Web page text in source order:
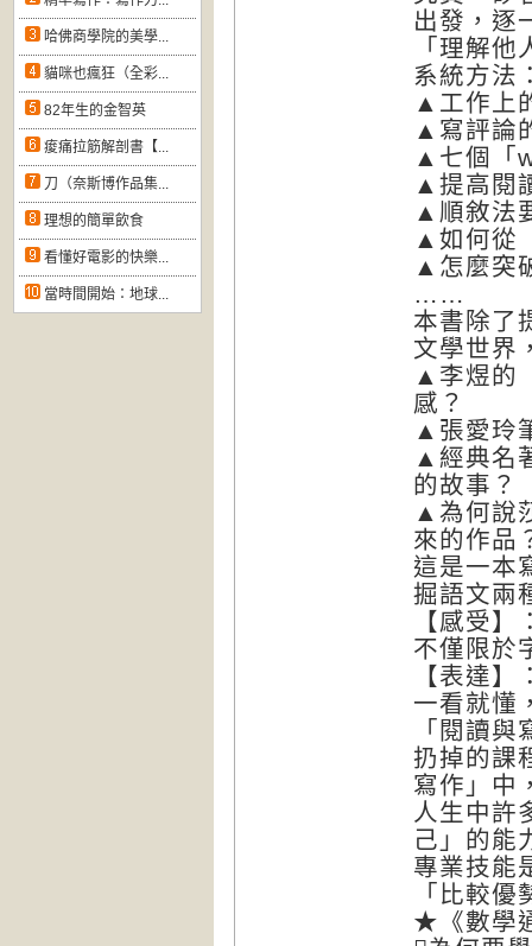
哈佛商學院的美學...
貓咪也瘋狂（全彩...
82年生的金智英
痠痛拉筋解剖書【...
刀（奈斯博作品集...
理想的簡單飲食
看懂好電影的快樂...
當時間開始：地球...
出發，逐
「理解
系統方法
▲工作上
▲寫評論
▲七個「
▲提高閱
▲順敘法
▲如何從
▲怎麼突
……
本書除了
文學世界
▲李煜的
感？
▲張愛玲
▲經典名
的故事？
▲為何說
來的作品
這是一本
掘語文兩
【感受
不僅限於
【表達
一看就懂
「閱讀
扔掉的課
寫作」中
人生中許
己」的能
專業技能
「比較
★《數學